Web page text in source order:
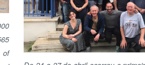
Formação - Governação Local Ambiental para o
Século XXI do Projeto GoGreen. Este evento
ocorreu em Nicósia, no Chipre e as várias
organizações parceiras tiveram a possibilidade
de trazer quatro pessoas técnicas cada para